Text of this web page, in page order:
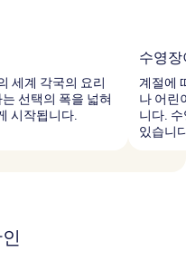
세계 각국의 요리
선택의 폭을 넓혀
시작됩니다.
수영
계절에
나 어린
니다.
있습니